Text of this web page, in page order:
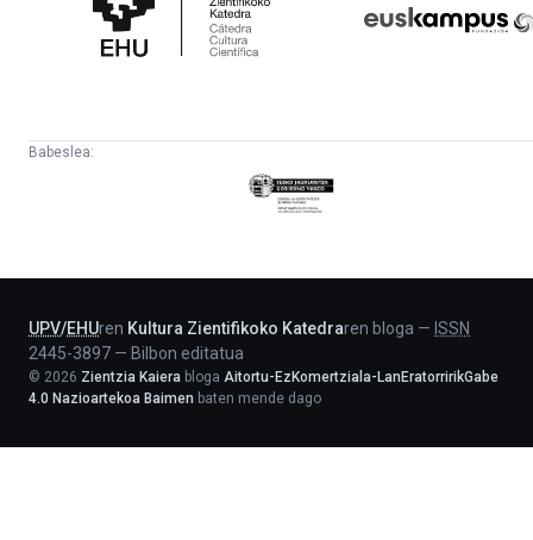
Katedra
Babeslea:
Eusko
Jaurlaritza
UPV/EHUren Kultura Zientifikoko Katedraren bloga — ISSN
2445-3897 — Bilbon editatua
© 2026 Zientzia Kaiera bloga Aitortu-EzKomertziala-LanEratorririkGabe
4.0 Nazioartekoa Baimen baten mende dago